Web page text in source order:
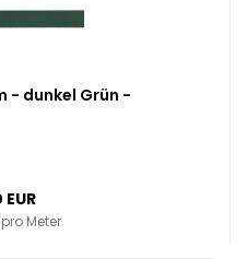
- dunkel Grün -
pro Meter